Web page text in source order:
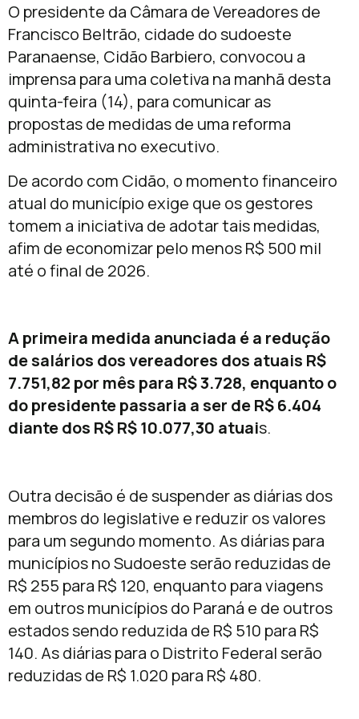
O presidente da Câmara de Vereadores de
Francisco Beltrão, cidade do sudoeste
Paranaense, Cidão Barbiero, convocou a
imprensa para uma coletiva na manhã desta
quinta-feira (14), para comunicar as
propostas de medidas de uma reforma
administrativa no executivo.
De acordo com Cidão, o momento financeiro
atual do município exige que os gestores
tomem a iniciativa de adotar tais medidas,
afim de economizar pelo menos R$ 500 mil
até o final de 2026.
A primeira medida anunciada é a redução
de salários dos vereadores dos atuais R$
7.751,82 por mês para R$ 3.728, enquanto o
do presidente passaria a ser de R$ 6.404
diante dos R$ R$ 10.077,30 atuais.
Outra decisão é de suspender as diárias dos
membros do legislative e reduzir os valores
para um segundo momento. As diárias para
municípios no Sudoeste serão reduzidas de
R$ 255 para R$ 120, enquanto para viagens
em outros municípios do Paraná e de outros
estados sendo reduzida de R$ 510 para R$
140. As diárias para o Distrito Federal serão
reduzidas de R$ 1.020 para R$ 480.